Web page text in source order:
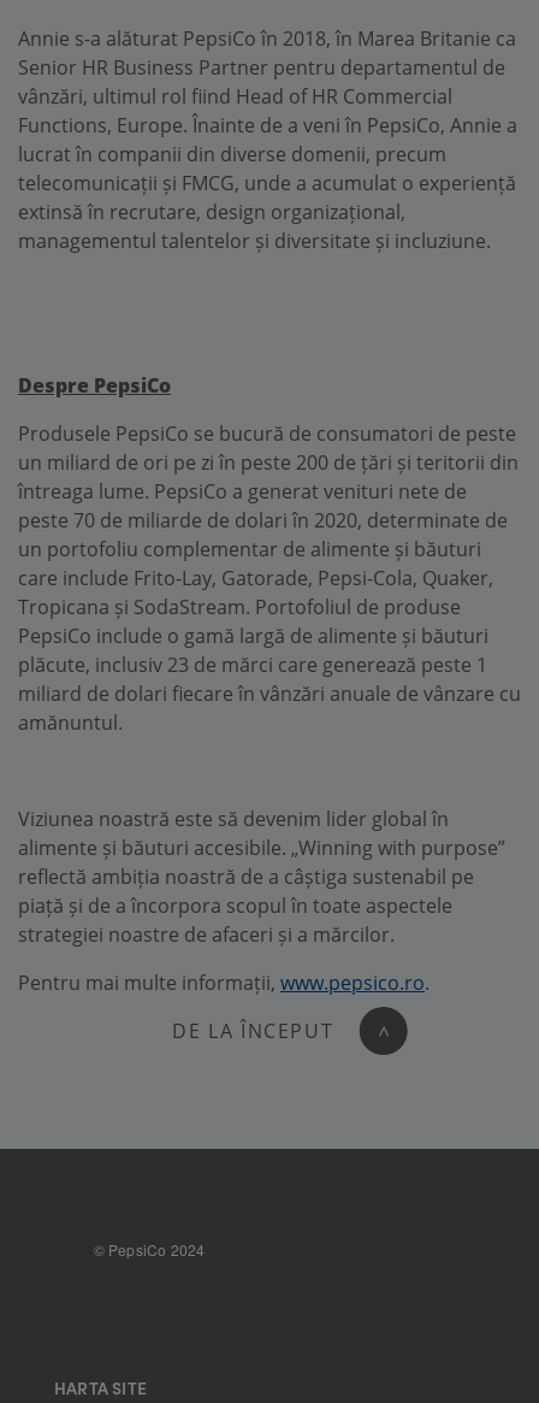
Annie s-a alăturat PepsiCo în 2018, în Marea Britanie ca
Senior HR Business Partner pentru departamentul de
vânzări, ultimul rol fiind Head of HR Commercial
Functions, Europe. Înainte de a veni în PepsiCo, Annie a
lucrat în companii din diverse domenii, precum
telecomunicații și FMCG, unde a acumulat o experiență
extinsă în recrutare, design organizațional,
managementul talentelor și diversitate și incluziune.
Despre PepsiCo
Produsele PepsiCo se bucură de consumatori de peste
un miliard de ori pe zi în peste 200 de țări și teritorii din
întreaga lume. PepsiCo a generat venituri nete de
peste 70 de miliarde de dolari în 2020, determinate de
un portofoliu complementar de alimente și băuturi
care include Frito-Lay, Gatorade, Pepsi-Cola, Quaker,
Tropicana și SodaStream. Portofoliul de produse
PepsiCo include o gamă largă de alimente și băuturi
plăcute, inclusiv 23 de mărci care generează peste 1
miliard de dolari fiecare în vânzări anuale de vânzare cu
amănuntul.
Viziunea noastră este să devenim lider global în
alimente și băuturi accesibile. „Winning with purpose”
reflectă ambiția noastră de a câștiga sustenabil pe
piață și de a încorpora scopul în toate aspectele
strategiei noastre de afaceri și a mărcilor.
Pentru mai multe informații, www.pepsico.ro.
FOOTER
© PepsiCo 2024
HARTA SITE
DE LA ÎNCEPUT >